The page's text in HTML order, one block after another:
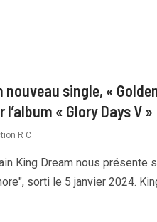
single, «
« Glory Days V »
R C
King Dream nous présente
sorti le 5 janvier 2024.